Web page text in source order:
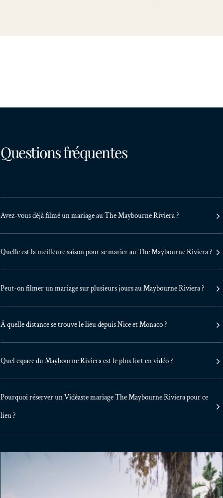
Questions fréquentes
Avez-vous déjà filmé un mariage au The Maybourne Riviera ?
Quelle est la meilleure saison pour se marier au The Maybourne Riviera ?
Peut-on filmer un mariage sur plusieurs jours au Maybourne Riviera ?
À quelle distance se trouve le lieu depuis Nice et Monaco ?
Quel espace du Maybourne Riviera est le plus fort en vidéo ?
Pourquoi réserver un Vidéaste mariage The Maybourne Riviera pour ce
lieu ?